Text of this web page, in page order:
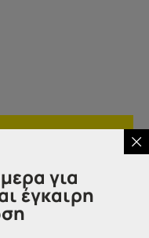
των
για
έγκαιρη